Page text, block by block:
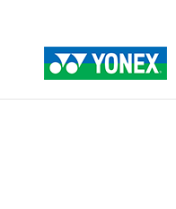
Home»Tienda»